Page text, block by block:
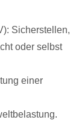
Sicherstellen,
oder selbst
einer